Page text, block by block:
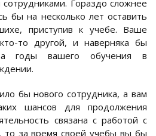
Гораздо сложнее
бы на несколько лет оставить
приступив к учебе. Ваше
то другой, и наверняка бы
годы вашего обучения в
бы нового сотрудника, а вам
шансов для продолжения
связана с работой с
то за время своей учебы вы бы